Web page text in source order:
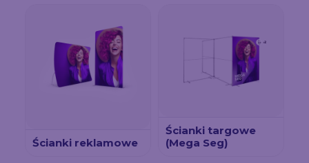
Ścianki reklamowe
Ścianki targowe
(Mega Seg)